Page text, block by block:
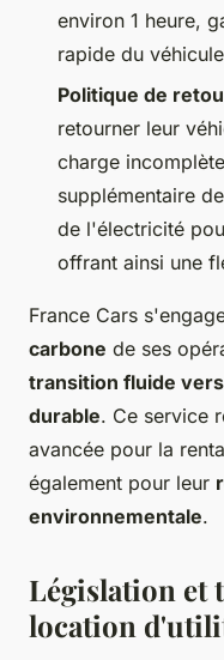
environ 1 heure,
rapide du
Politique de
retourner leur
charge
supplémentaire
de l'électricité
offrant ainsi une
France Cars
carbone de ses
transition fluide
durable. Ce service
avancée pour la
également pour leur
environnementale.
Législation et
location